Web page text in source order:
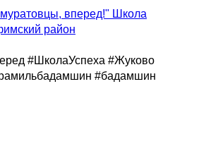
вперед!" Школа
район
#ШколаУспеха #Жуково
#бадамшин